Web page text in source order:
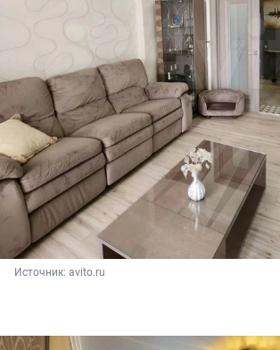
Источник: avito.ru